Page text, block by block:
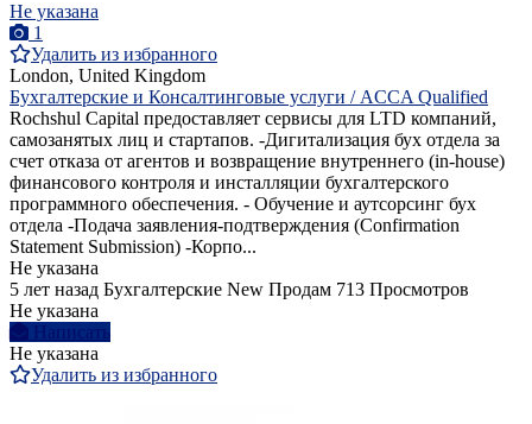
Не указана
1
Удалить из избранного
London, United Kingdom
Бухгалтерские и Консалтинговые услуги / ACCA Qualified
Rochshul Capital предоставляет сервисы для LTD компаний,
самозанятых лиц и стартапов. -Дигитализация бух отдела за
счет отказа от агентов и возвращение внутреннего (in-house)
финансового контроля и инсталляции бухгалтерского
программного обеспечения. - Обучение и аутсорсинг бух
отдела -Подача заявления-подтверждения (Confirmation
Statement Submission) -Корпо...
Не указана
5 лет назад Бухгалтерские New Продам 713 Просмотров
Не указана
Написать
Не указана
Удалить из избранного